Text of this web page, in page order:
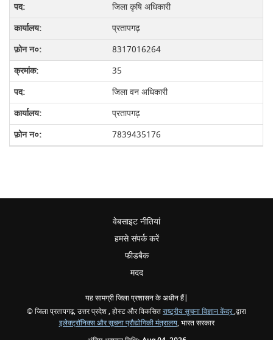
जिला कृषि अधिकारी
प्रतापगढ़
8317016264
35
जिला वन अधिकारी
प्रतापगढ़
7839435176
वेबसाइट नीतियां
हमसे संपर्क करें
फीडबैक
मदद
यह सामग्री जिला प्रशासन के अधीन हैं|
© जिला प्रतापगढ़, उत्तर प्रदेश , होस्ट और विकसितराष्ट्रीय सूचना विज्ञान केंद्र,द्वारा
इलेक्ट्रॉनिक्स और सूचना प्रौद्योगिकी मंत्रालय, भारत सरकार